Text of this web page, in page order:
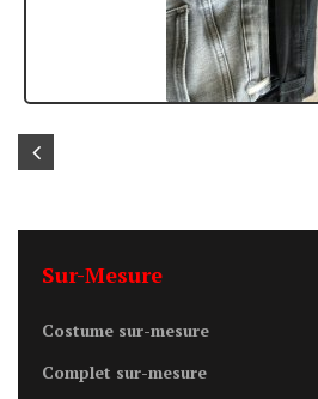
Sur-Mesure
Costume sur-mesure
Complet sur-mesure